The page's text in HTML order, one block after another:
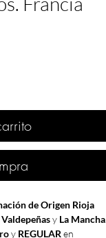
de Origen Rioja
Valdepeñasy La Mancha
y REGULAR en